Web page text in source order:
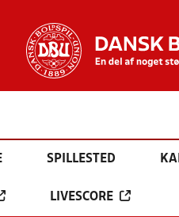
SPILLESTED
LIVESCORE